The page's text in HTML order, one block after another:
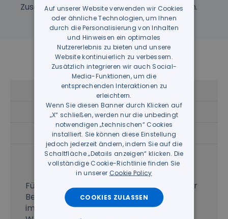
Zusammenarbeit der Mitarbeiter zu fördern.
Neue Anforderungen
Die Lösung
Projektphasen
Das Ergebnis
Für TechnoAlpin war es von grundlegender
Bedeutung, einezentrale Lösung zu
implementieren, die von überall auf der
ITALIAN
GERMAN
Auf unserer Website verwenden wir Cookies
oder ähnliche Technologien, um Ihnen
durch die Personalisierung von Inhalten
und Hinweisen ein optimales
Nutzererlebnis zu bieten und unsere
Website kontinuierlich zu verbessern.
Zusätzlich integrieren wir auch Social-
Media-Funktionen, um die
entsprechenden Interaktionen zu
erleichtern.
Wenn Sie diesen Banner durch Klicken auf
„X“ schließen, werden nur die unbedingt
notwendigen „technischen“ Cookies
installiert. Sie können diese Einstellung
jedoch jederzeit ändern, indem Sie auf die
Schaltfläche „Details anzeigen“ klicken. Die
vollständige Cookie-Richtlinie finden Sie
in unserer Cookie Policy
COOKIES ZULASSEN